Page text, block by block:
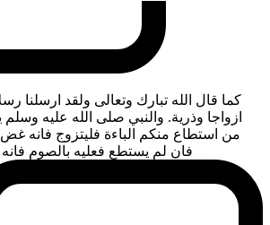
كما قال الله تبارك وتعالى ولقد ارسلنا
ازواجا وذرية. والنبي صلى الله عليه
من استطاع منكم الباءة فليتزوج فانه
فان لم يستطع فعليه بالصوم